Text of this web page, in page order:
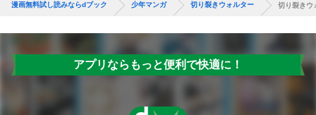
漫画無料試し読みならdブック 少年マンガ 切り裂きウォルター 切り裂きウ
アプリならもっと便利で快適に！